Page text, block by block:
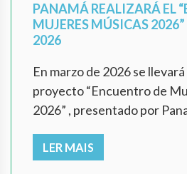
PANAMÁ REALIZARÁ EL
MUJERES MÚSICAS
2026
En marzo de 2026 se llevará
proyecto “Encuentro de
2026” , presentado por
LER MAIS